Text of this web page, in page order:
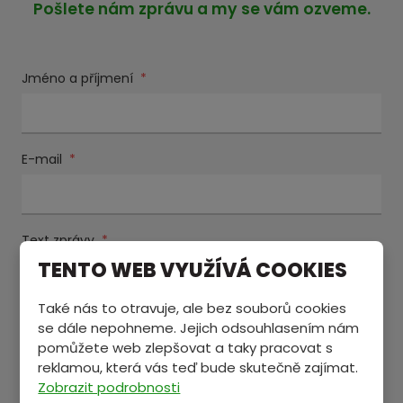
Pošlete nám zprávu a my se vám ozveme.
Jméno a příjmení *
E-mail *
Text zprávy *
TENTO WEB VYUŽÍVÁ COOKIES
Také nás to otravuje, ale bez souborů cookies
se dále nepohneme. Jejich odsouhlasením nám
pomůžete web zlepšovat a taky pracovat s
reklamou, která vás teď bude skutečně zajímat.
Zobrazit podrobnosti